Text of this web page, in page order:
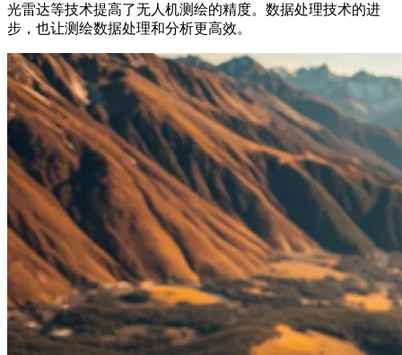
光雷达等技术提高了无人机测绘的精度。数据处理技术的进
步，也让测绘数据处理和分析更高效。